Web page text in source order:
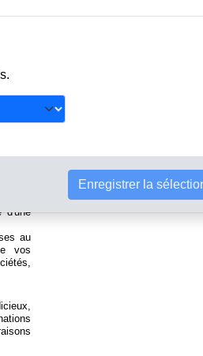
bilan
et le
d'une
au
vos
Desarrollo y Soluciones
Para Farmacias, S.A.
Importadora de Productos de
Cooperativa Agricola de
Asoc. de Comerciantes de
Aerosoles de Centro America
Infotel, S.A.
Proceso y Tecnologia del Cafe,
Comite Pro-Mejoramiento
Corporacion de Productos
Comercial Arrendadora Casa
Enregistrer la